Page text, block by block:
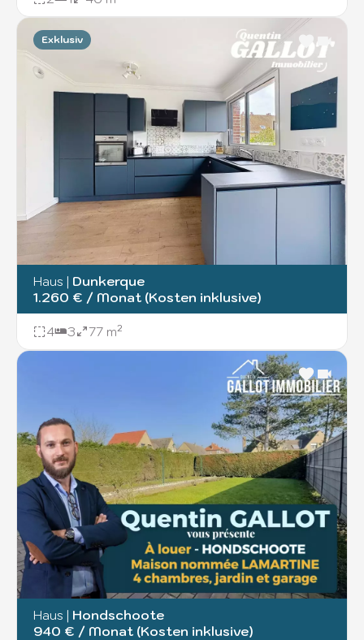
Exklusiv
Haus | Dunkerque
1.260 € / Monat (Kosten inklusive)
4 3 77 m²
Haus | Hondschoote
940 € / Monat (Kosten inklusive)